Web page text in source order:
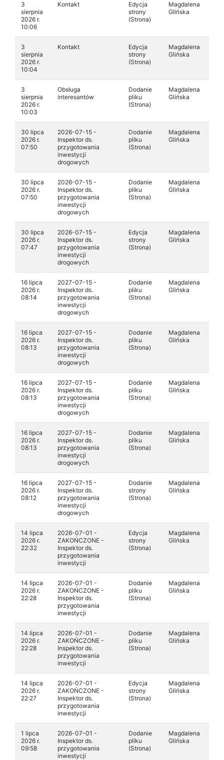
3
sierpnia
2026 r.
10:06
Kontakt
Edycja
strony
(Strona)
Magdalena
Glińska
3
sierpnia
2026 r.
10:04
Kontakt
Edycja
strony
(Strona)
Magdalena
Glińska
3
sierpnia
2026 r.
10:03
Obsługa
interesantów
Dodanie
pliku
(Strona)
Magdalena
Glińska
30 lipca
2026 r.
07:50
2026-07-15 -
Inspektor ds.
przygotowania
inwestycji
drogowych
Dodanie
pliku
(Strona)
Magdalena
Glińska
30 lipca
2026 r.
07:50
2026-07-15 -
Inspektor ds.
przygotowania
inwestycji
drogowych
Dodanie
pliku
(Strona)
Magdalena
Glińska
30 lipca
2026 r.
07:47
2026-07-15 -
Inspektor ds.
przygotowania
inwestycji
drogowych
Edycja
strony
(Strona)
Magdalena
Glińska
16 lipca
2026 r.
08:14
2027-07-15 -
Inspektor ds.
przygotowania
inwestycji
drogowych
Dodanie
pliku
(Strona)
Magdalena
Glińska
16 lipca
2026 r.
08:13
2027-07-15 -
Inspektor ds.
przygotowania
inwestycji
drogowych
Dodanie
pliku
(Strona)
Magdalena
Glińska
16 lipca
2026 r.
08:13
2027-07-15 -
Inspektor ds.
przygotowania
inwestycji
drogowych
Dodanie
pliku
(Strona)
Magdalena
Glińska
16 lipca
2026 r.
08:13
2027-07-15 -
Inspektor ds.
przygotowania
inwestycji
drogowych
Dodanie
pliku
(Strona)
Magdalena
Glińska
16 lipca
2026 r.
08:12
2027-07-15 -
Inspektor ds.
przygotowania
inwestycji
drogowych
Dodanie
strony
(Strona)
Magdalena
Glińska
14 lipca
2026 r.
22:32
2026-07-01 -
ZAKOŃCZONE -
Inspektor ds.
przygotowania
inwestycji
Edycja
strony
(Strona)
Magdalena
Glińska
14 lipca
2026 r.
22:28
2026-07-01 -
ZAKOŃCZONE -
Inspektor ds.
przygotowania
inwestycji
Dodanie
pliku
(Strona)
Magdalena
Glińska
14 lipca
2026 r.
22:28
2026-07-01 -
ZAKOŃCZONE -
Inspektor ds.
przygotowania
inwestycji
Dodanie
pliku
(Strona)
Magdalena
Glińska
14 lipca
2026 r.
22:27
2026-07-01 -
ZAKOŃCZONE -
Inspektor ds.
przygotowania
inwestycji
Edycja
strony
(Strona)
Magdalena
Glińska
1 lipca
2026 r.
09:58
2026-07-01 -
Inspektor ds.
przygotowania
inwestycji
Dodanie
pliku
(Strona)
Magdalena
Glińska